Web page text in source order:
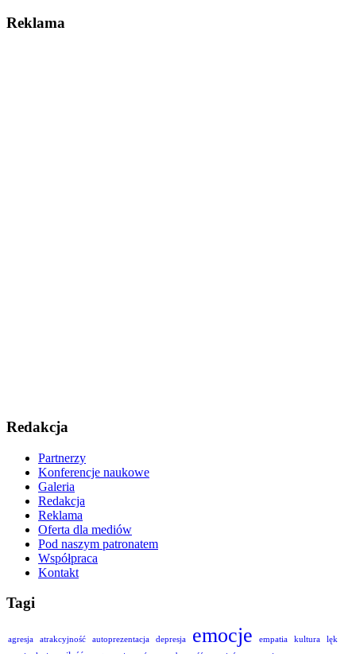
Reklama
Redakcja
Partnerzy
Konferencje naukowe
Galeria
Redakcja
Reklama
Oferta dla mediów
Pod naszym patronatem
Współpraca
Kontakt
Tagi
agresja atrakcyjność autoprezentacja depresja emocje empatia kultura
lęk